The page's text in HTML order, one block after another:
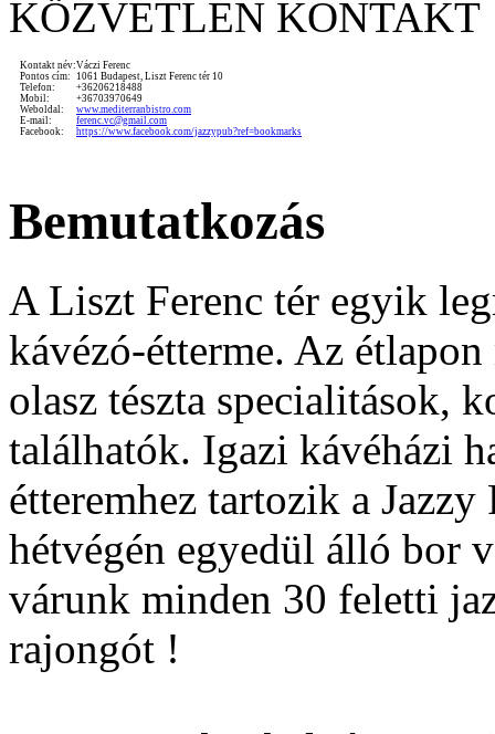
KÖZVETLEN KONTAKT
Kontakt név:Váczi Ferenc
Pontos cím:
1061 Budapest, Liszt Ferenc tér 10
Telefon:
+36206218488
Mobil:
+36703970649
Weboldal:
www.mediterranbistro.com
E-mail:
ferenc.vc@gmail.com
Facebook:
https://www.facebook.com/jazzypub?ref=bookmarks
Bemutatkozás
A Liszt Ferenc tér egyik
kávézó-étterme. Az
olasz tészta specialitások,
találhatók. Igazi kávéházi
étteremhez tartozik a
hétvégén egyedül álló bor
várunk minden 30 feletti
rajongót !